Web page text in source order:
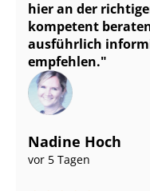
hier an der
kompetent
ausführlich
empfehlen.
Nadine Hoch
vor 5 Tagen